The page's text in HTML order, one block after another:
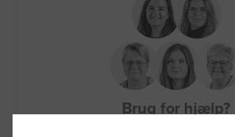
Brug for hjælp?